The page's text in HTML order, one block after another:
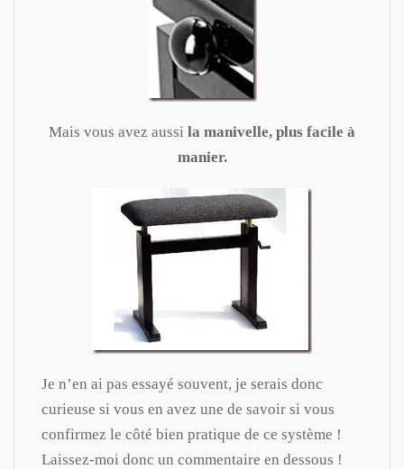
Mais vous avez aussi la manivelle, plus facile à
manier.
Je n’en ai pas essayé souvent, je serais donc
curieuse si vous en avez une de savoir si vous
confirmez le côté bien pratique de ce système !
Laissez-moi donc un commentaire en dessous !